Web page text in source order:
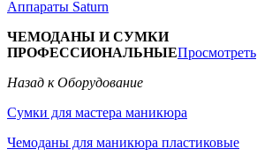
Аппараты Saturn
ЧЕМОДАНЫ И СУМКИ
ПРОФЕССИОНАЛЬНЫЕПросмотреть
Назад к Оборудование
Сумки для мастера маникюра
Чемоданы для маникюра пластиковые